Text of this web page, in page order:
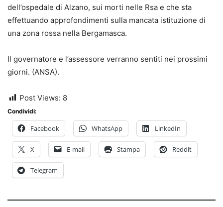
dell’ospedale di Alzano, sui morti nelle Rsa e che sta
effettuando approfondimenti sulla mancata istituzione di
una zona rossa nella Bergamasca.
Il governatore e l’assessore verranno sentiti nei prossimi
giorni. (ANSA).
Post Views: 8
Condividi:
Facebook WhatsApp LinkedIn
X E-mail Stampa Reddit
Telegram